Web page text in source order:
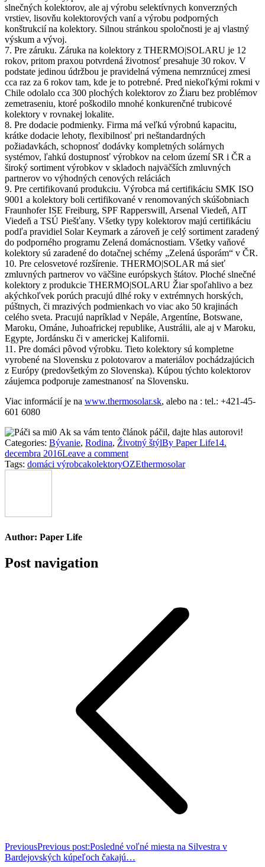
slnečných kolektorov, ale aj výrobu selektívnych konverzných
vrstiev, lisovňu kolektorových vaní a výrobu podporných
konštrukcií na kolektory. Silnou stránkou spoločnosti je aj vlastný
výskum a vývoj.
7. Pre záruku. Záruka na kolektory z THERMO|SOLARU je 12
rokov, pritom praxou potvrdená životnosť presahuje 30 rokov. V
podstate jedinou údržbou je pravidelná výmena nemrznúcej zmesi
cca raz za 6 rokov tam, kde je to potrebné. Pred niekoľkými rokmi v
Chile odolalo cca 300 plochých kolektorov zo Žiaru bez problémov
zemetraseniu, ktoré poškodilo mnohé konkurenčné trubicové
kolektory v rovnakej lokalite.
8. Pre dodacie podmienky. Firma má veľkú výrobnú kapacitu,
krátke dodacie lehoty, flexibilnosť pri neštandardných
požiadavkách, schopnosť dodávky kompletných solárnych
systémov, ľahkú dostupnosť výrobkov na celom území SR i ČR a
široký sortiment výrobkov v skladoch najväčších zmluvných
partnerov vo výhodných cenových reláciách
9. Pre certifikovanú produkciu. Výrobca má certifikáciu SMK ISO
9001 a kolektory boli certifikované v renomovaných skúšobniach
Fraunhofer ISE Freiburg, SPF Rapperswill, Arsenal Viedeň, AIT
Viedeň a TSÚ Piešťany. Všetky typy kolektorov majú certifikáciu
podľa pravidiel Solar Keymark a zároveň je celý sortiment zaradený
do podporného programu Zelená domácnostiam. Všetky vaňové
kolektory sú zaradené do dotačnej schémy „Zelená úsporám“ v ČR.
10. Pre celosvetové rozšírenie. THERMO|SOLAR má sieť
zmluvných partnerov vo väčšine európskych štátov. Ploché slnečné
kolektory z produkcie THERMO|SOLARU Žiar spoľahlivo a bez
akýchkoľvek porúch pracujú dlhé roky v extrémnych horských,
púštnych, či mrazivých podmienkach vo viac ako 50 krajinách
celého sveta. Pracujú napríklad v Nepále, Argentíne, Botswane,
Maroku, Ománe, Juhoafrickej republike, Austrálii, ale aj v Maroku,
Egypte, Jordánsku či v americkej Kalifornii.
11. Pre domáci pôvod výrobku. Tieto kolektory sú kompletne
vyrobené na Slovensku z polotovarov a materiálov pochádzajúcich
z Európy (predovšetkým zo Slovenska). Kúpou týchto kolektorov
záujemca podporuje zamestnanosť na Slovensku.
Viac informácií je na www.thermosolar.sk, alebo na : tel.: +421-45-
601 6080
0 Ak sa vám tento článok páčil, dajte hlas autorovi!
Categories: Bývanie, Rodina, Životný štýlBy Paper Life14.
decembra 2016Leave a comment
Tags: domáci výrobcakolektoryOZEthermosolar
Author: Paper Life
Post navigation
PreviousPrevious post:Posledné voľné miesta na Silvestra v
Bardejovských kúpeľoch čakajú…